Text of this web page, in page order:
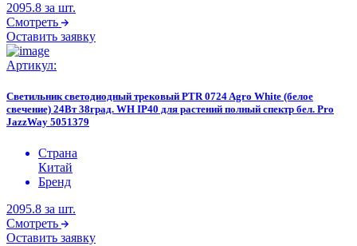
2095.8 за шт.
Смотреть
Оставить заявку
Артикул:
Светильник светодиодный трековый PTR 0724 Agro White (белое
свечение) 24Вт 38град. WH IP40 для растений полный спектр бел. Pro
JazzWay 5051379
Страна
Китай
Бренд
2095.8 за шт.
Смотреть
Оставить заявку